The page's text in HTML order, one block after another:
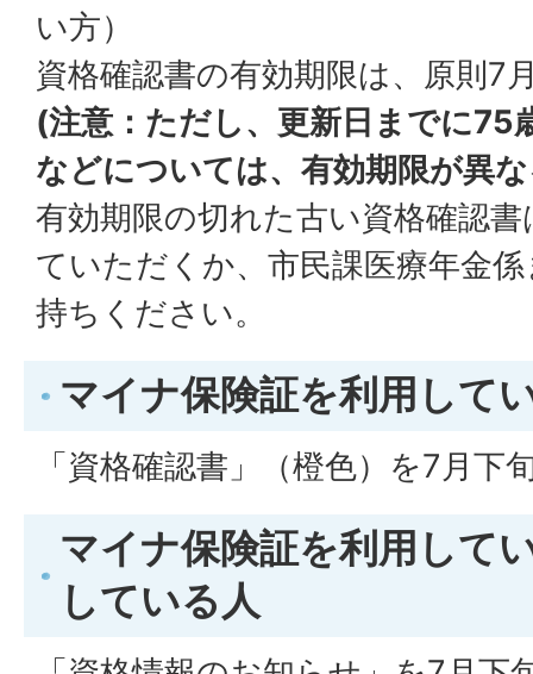
い方）
資格確認書の有効期限は、原則7
(注意：ただし、更新日までに75
などについては、有効期限が異
有効期限の切れた古い資格確認
ていただくか、市民課医療年金
持ちください。
マイナ保険証を利用して
「資格確認書」（橙色）を7月下
マイナ保険証を利用して
している人